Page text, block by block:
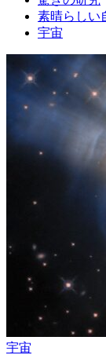
素晴らしい
宇宙
宇宙